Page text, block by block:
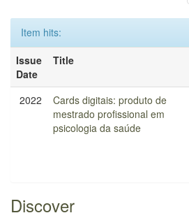
Item hits:
Issue
Date
Title
2022
Cards digitais: produto de
mestrado profissional em
psicologia da saúde
Discover